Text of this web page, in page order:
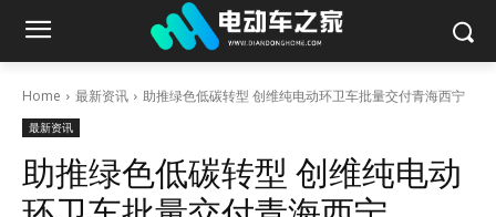
Home 最新资讯 助推绿色低碳转型 创维纯电动环卫车批量交付青海西宁
最新资讯
助推绿色低碳转型 创维纯电动